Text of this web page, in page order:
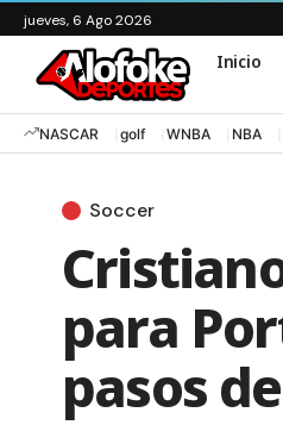
jueves, 6 Ago 2026
Inicio
NASCAR golf WNBA NBA
Soccer
para
pasos